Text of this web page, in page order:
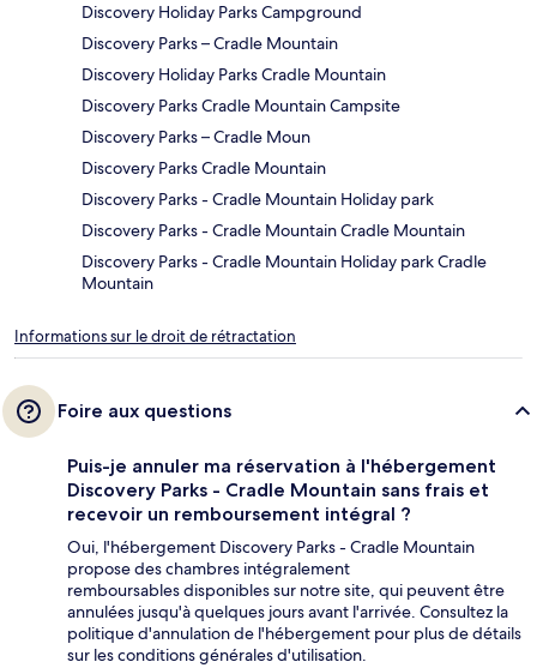
Discovery Holiday Parks Campground
Discovery Parks – Cradle Mountain
Discovery Holiday Parks Cradle Mountain
Discovery Parks Cradle Mountain Campsite
Discovery Parks – Cradle Moun
Discovery Parks Cradle Mountain
Discovery Parks - Cradle Mountain Holiday park
Discovery Parks - Cradle Mountain Cradle Mountain
Discovery Parks - Cradle Mountain Holiday park Cradle
Mountain
Informations sur le droit de rétractation
Foire aux questions
Puis-je annuler ma réservation à l'hébergement
Discovery Parks - Cradle Mountain sans frais et
recevoir un remboursement intégral ?
Oui, l'hébergement Discovery Parks - Cradle Mountain
propose des chambres intégralement
remboursables disponibles sur notre site, qui peuvent être
annulées jusqu'à quelques jours avant l'arrivée. Consultez la
politique d'annulation de l'hébergement pour plus de détails
sur les conditions générales d'utilisation.